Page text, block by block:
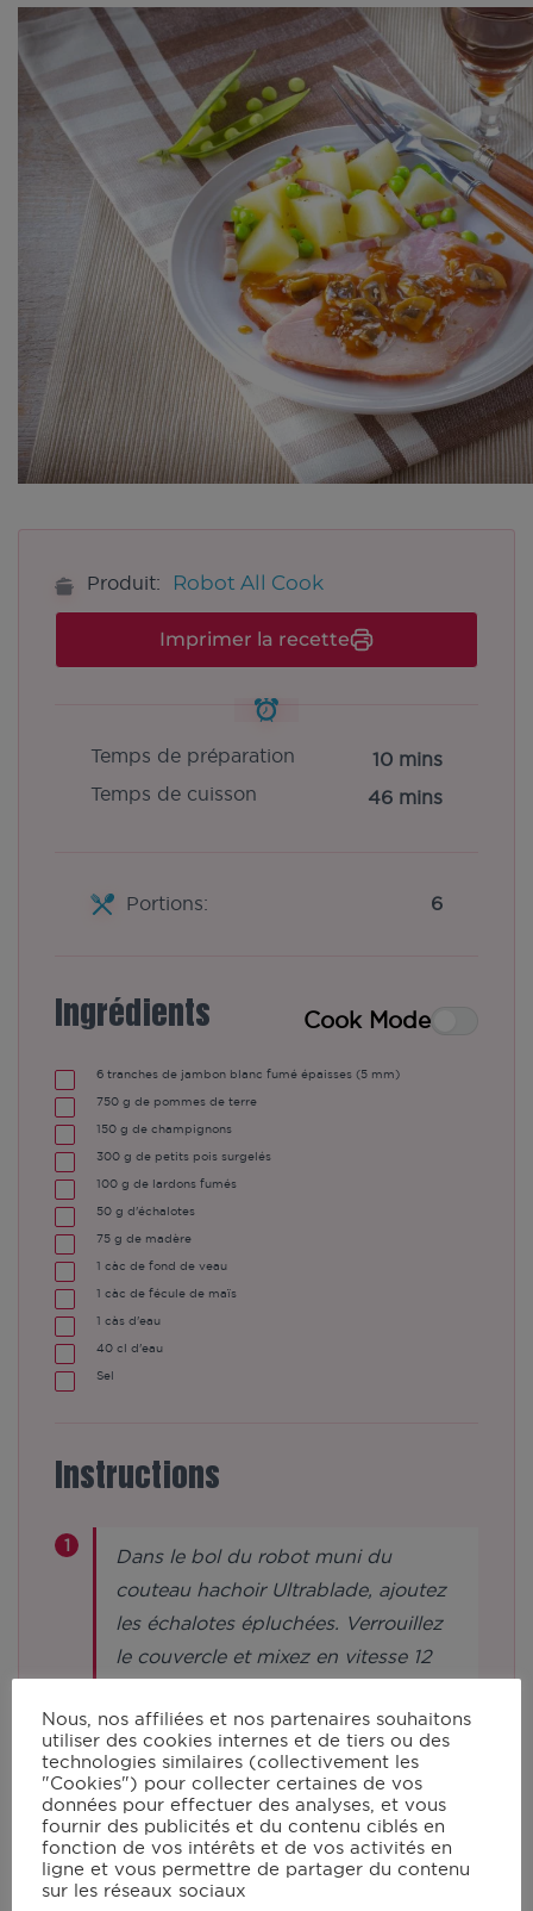
Produit: Robot All Cook
Imprimer la recette
Temps de préparation
10 mins
Temps de cuisson
46 mins
Portions: 6
Ingrédients Cook Mode
6 tranches de jambon blanc fumé épaisses (5 mm)
750 g de pommes de terre
150 g de champignons
300 g de petits pois surgelés
100 g de lardons fumés
50 g d'échalotes
75 g de madère
1 càc de fond de veau
1 càc de fécule de maïs
1 càs d'eau
40 cl d'eau
Sel
Instructions
Dans le bol du robot muni du
couteau hachoir Ultrablade, ajoutez
les échalotes épluchées. Verrouillez
le couvercle et mixez en vitesse 12
Remplacez le couteau hachoir
Ultrablade par le mélangeur et raclez
les parois du bol. Ajoutez le fond de
veau, le madère, les champignons
coupés grossièrement, et 40 cl
Nous, nos affiliées et nos partenaires souhaitons
utiliser des cookies internes et de tiers ou des
technologies similaires (collectivement les
"Cookies") pour collecter certaines de vos
données pour effectuer des analyses, et vous
fournir des publicités et du contenu ciblés en
fonction de vos intérêts et de vos activités en
ligne et vous permettre de partager du contenu
sur les réseaux sociaux